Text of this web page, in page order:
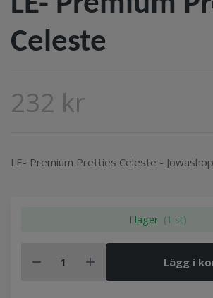
Celeste
232 kr
LE- Premium Pretties Celeste - Jowashop
I lager (1 st)
Lägg i